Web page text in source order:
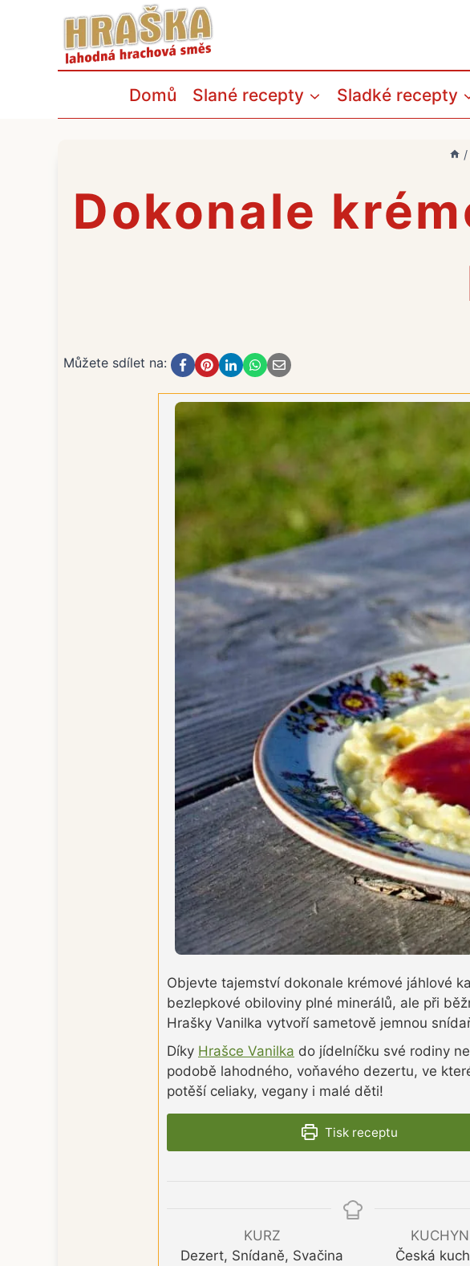
Domů Slané recepty Sladké recepty
/
Dokonale
Můžete sdílet na:
Objevte tajemství dokonale krémové jáhlové
bezlepkové obiloviny plné minerálů, ale při
Hrašky Vanilka vytvoří sametově jemnou
Díky Hrašce Vanilka do jídelníčku své rodiny
podobě lahodného, voňavého dezertu, ve
potěší celiaky, vegany i malé děti!
Tisk receptu
KURZ
Dezert, Snídaně, Svačina
Česká